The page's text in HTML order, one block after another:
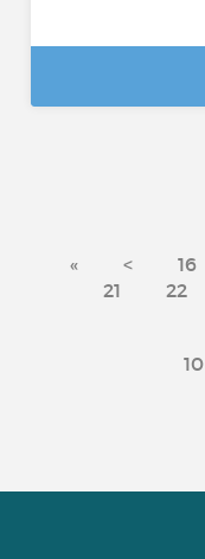
« < 16
21
22
10